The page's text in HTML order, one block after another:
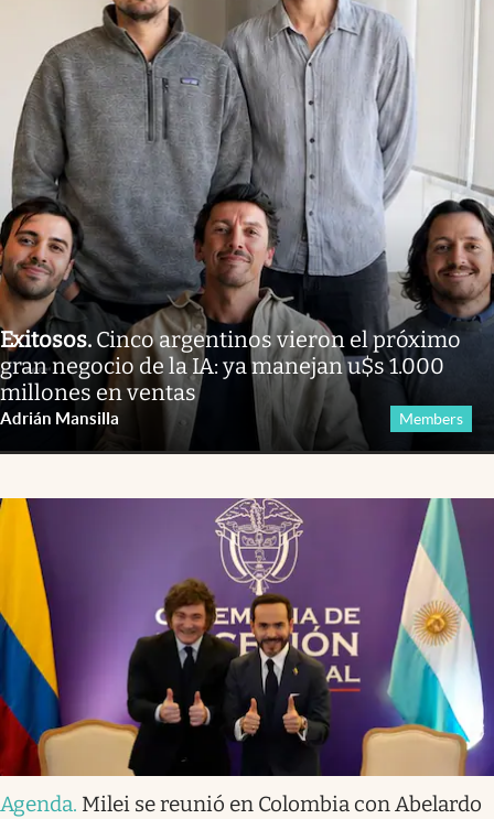
Exitosos. Cinco argentinos vieron el próximo
gran negocio de la IA: ya manejan u$s 1.000
millones en ventas
Adrián Mansilla Members
Agenda. Milei se reunió en Colombia con Abelardo